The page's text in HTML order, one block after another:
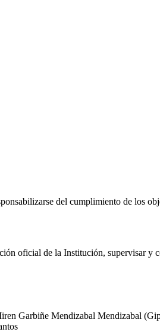
del cumplimiento de los
oficial de la Institución, supervisar y
Garbiñe Mendizabal Mendizabal